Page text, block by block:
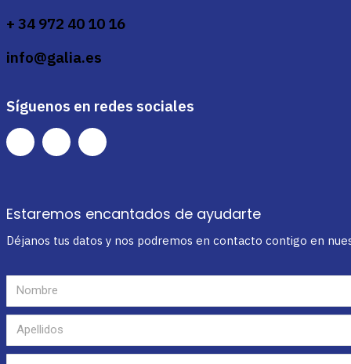
+ 34 972 40 10 16
info@galia.es
Síguenos en redes sociales
Estaremos encantados de ayudarte
Déjanos tus datos y nos podremos en contacto contigo en